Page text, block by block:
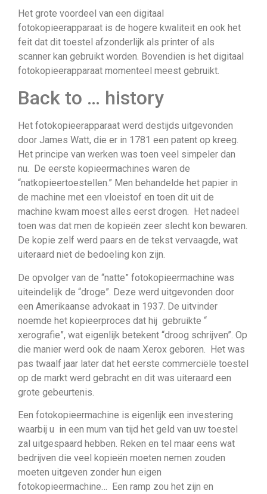
Het grote voordeel van een digitaal
fotokopieerapparaat is de hogere kwaliteit en ook het
feit dat dit toestel afzonderlijk als printer of als
scanner kan gebruikt worden. Bovendien is het digitaal
fotokopieerapparaat momenteel meest gebruikt.
Back to … history
Het fotokopieerapparaat werd destijds uitgevonden
door James Watt, die er in 1781 een patent op kreeg.
Het principe van werken was toen veel simpeler dan
nu. De eerste kopieermachines waren de
“natkopieertoestellen.” Men behandelde het papier in
de machine met een vloeistof en toen dit uit de
machine kwam moest alles eerst drogen. Het nadeel
toen was dat men de kopieën zeer slecht kon bewaren.
De kopie zelf werd paars en de tekst vervaagde, wat
uiteraard niet de bedoeling kon zijn.
De opvolger van de “natte” fotokopieermachine was
uiteindelijk de “droge”. Deze werd uitgevonden door
een Amerikaanse advokaat in 1937. De uitvinder
noemde het kopieerproces dat hij gebruikte “
xerografie”, wat eigenlijk betekent “droog schrijven”. Op
die manier werd ook de naam Xerox geboren. Het was
pas twaalf jaar later dat het eerste commerciële toestel
op de markt werd gebracht en dit was uiteraard een
grote gebeurtenis.
Een fotokopieermachine is eigenlijk een investering
waarbij u in een mum van tijd het geld van uw toestel
zal uitgespaard hebben. Reken en tel maar eens wat
bedrijven die veel kopieën moeten nemen zouden
moeten uitgeven zonder hun eigen
fotokopieermachine… Een ramp zou het zijn en